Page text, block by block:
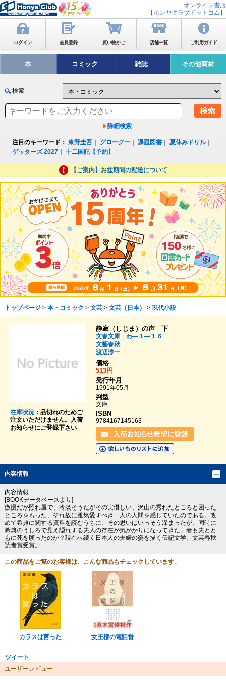
オンライン書店
【ホンヤクラブドットコム】
ログイン 会員登録 買い物かご 店舗一覧 ご利用ガイド
本 コミック 雑誌 その他商材
検索
詳細検索
注目のキーワード： 東野圭吾 グローグー ｜課題図書 ｜夏休みドリル｜
ゲッターズ 2027 ｜十二国記【予約】
【ご案内】お盆期間の配送について
トップページ> 本・コミック > 文芸> 文芸（日本） > 現代小説
在庫状況：品切れのためご
注文いただけません。入荷
お知らせにご登録下さい
静寂（しじま）の声 下
文春文庫 わ―１―１６
文藝春秋
渡辺淳一
価格
513円
発行年月
1991年05月
判型
文庫
ISBN
9784167145163
内容情報
内容情報
[BOOKデータベースより]
傲慢だが照れ屋で、冷淡そうだがその実優しい、沢山の秀れたところと困った
ところをもった、それ故に雅気愛すべき一人の人間を感じていたのである。改
めて希典に関する資料を読むうちに、その思いはいっそう深まったが、同時に
希典のうしろで見え隠れする夫人の存在が気がかりになってきた。妻も夫とと
もに死を願ったのか？現在へ続く日本人の夫婦の姿を描く伝記文学。文芸春秋
読者賞受賞。
この商品をご覧のお客様は、こんな商品もチェックしています。
カラスは言った 女王様の電話番
ツイート
ユーザーレビュー